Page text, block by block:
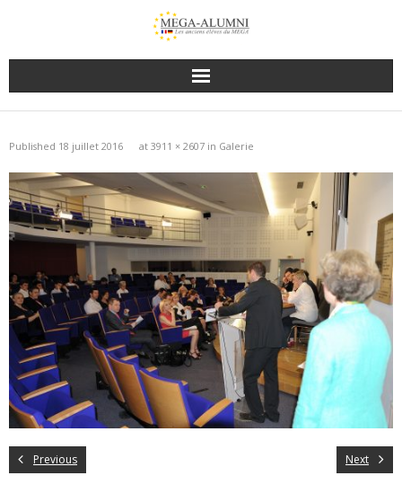
Published 18 juillet 2016 at 3911 × 2607 in Galerie
Previous Next